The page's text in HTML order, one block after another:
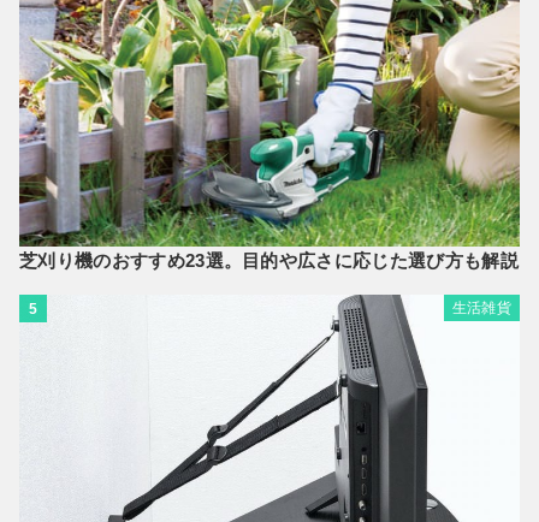
芝刈り機のおすすめ23選。目的や広さに応じた選び方も解説
5 生活雑貨